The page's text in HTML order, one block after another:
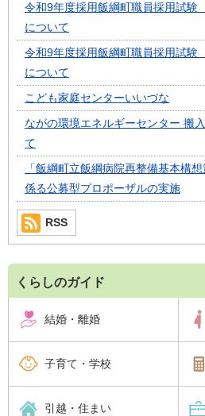
令和9年度採用飯綱町職員採用試験
について
令和9年度採用飯綱町職員採用試験
について
こども家庭センターいいづな
ながの環境エネルギーセンター 搬
て
「飯綱町立飯綱病院再整備基本構
係る公募型プロポーザルの実施
RSS
くらしのガイド
結婚・離婚
子育て・学校
引越・住まい